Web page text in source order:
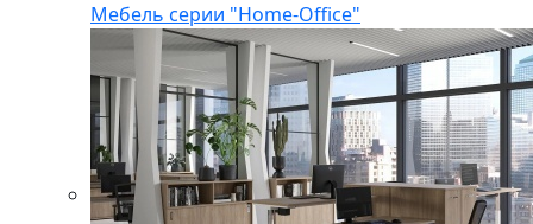
Мебель серии "Home-Office"